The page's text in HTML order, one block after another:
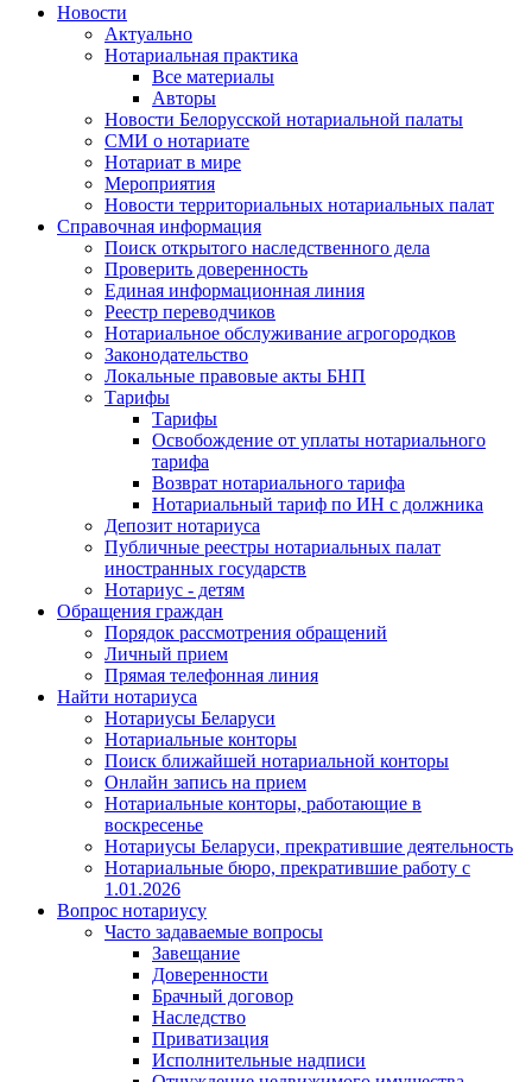
Новости
Актуально
Нотариальная практика
Все материалы
Авторы
Новости Белорусской нотариальной палаты
СМИ о нотариате
Нотариат в мире
Мероприятия
Новости территориальных нотариальных палат
Справочная информация
Поиск открытого наследственного дела
Проверить доверенность
Единая информационная линия
Реестр переводчиков
Нотариальное обслуживание агрогородков
Законодательство
Локальные правовые акты БНП
Тарифы
Тарифы
Освобождение от уплаты нотариального
тарифа
Возврат нотариального тарифа
Нотариальный тариф по ИН с должника
Депозит нотариуса
Публичные реестры нотариальных палат
иностранных государств
Нотариус - детям
Обращения граждан
Порядок рассмотрения обращений
Личный прием
Прямая телефонная линия
Найти нотариуса
Нотариусы Беларуси
Нотариальные конторы
Поиск ближайшей нотариальной конторы
Онлайн запись на прием
Нотариальные конторы, работающие в
воскресенье
Нотариусы Беларуси, прекратившие деятельность
Нотариальные бюро, прекратившие работу с
1.01.2026
Вопрос нотариусу
Часто задаваемые вопросы
Завещание
Доверенности
Брачный договор
Наследство
Приватизация
Исполнительные надписи